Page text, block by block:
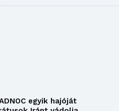
egyik hajóját